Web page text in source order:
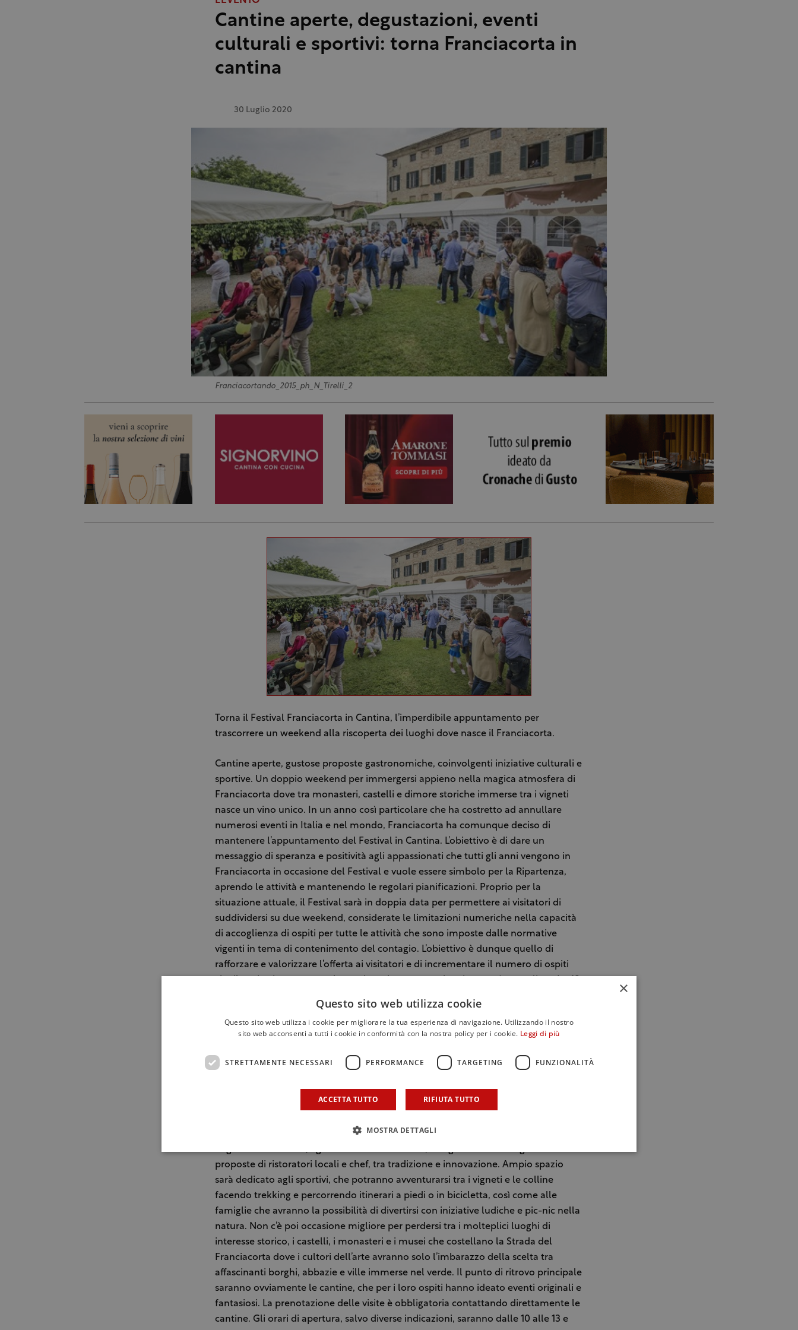
Cantine aperte, degustazioni, eventi
culturali e sportivi: torna Franciacorta in
cantina
30 Luglio 2020
Franciacortando_2015_ph_N_Tirelli_2
Torna il Festival Franciacorta in Cantina, l’imperdibile appuntamento per
trascorrere un weekend alla riscoperta dei luoghi dove nasce il Franciacorta.
Cantine aperte, gustose proposte gastronomiche, coinvolgenti iniziative culturali e
sportive. Un doppio weekend per immergersi appieno nella magica atmosfera di
Franciacorta dove tra monasteri, castelli e dimore storiche immerse tra i vigneti
nasce un vino unico. In un anno così particolare che ha costretto ad annullare
numerosi eventi in Italia e nel mondo, Franciacorta ha comunque deciso di
mantenere l’appuntamento del Festival in Cantina. L’obiettivo è di dare un
messaggio di speranza e positività agli appassionati che tutti gli anni vengono in
Franciacorta in occasione del Festival e vuole essere simbolo per la Ripartenza,
aprendo le attività e mantenendo le regolari pianificazioni. Proprio per la
situazione attuale, il Festival sarà in doppia data per permettere ai visitatori di
suddividersi su due weekend, considerate le limitazioni numeriche nella capacità
di accoglienza di ospiti per tutte le attività che sono imposte dalle normative
vigenti in tema di contenimento del contagio. L’obiettivo è dunque quello di
rafforzare e valorizzare l’offerta ai visitatori e di incrementare il numero di ospiti
visite guidate con degustazione ed eventi speciali come tour nei vigneti, pic nic tra
i filari, gite in bicicletta ecc… Le proposte saranno di pari livello per entrambi i fine
proposte in entrambi i weekend.
Giunta alla sua undicesima edizione, la kermesse sorprenderà con proposte
coinvolgenti e una ricca offerta di iniziative dedicate all’intrattenimento e
adatto a tutti: dagli enoappassionati, che potranno partecipare a verticali e
degustazioni a tema, agli amanti del buon cibo, che godranno delle gustose
proposte di ristoratori locali e chef, tra tradizione e innovazione. Ampio spazio
sarà dedicato agli sportivi, che potranno avventurarsi tra i vigneti e le colline
facendo trekking e percorrendo itinerari a piedi o in bicicletta, così come alle
famiglie che avranno la possibilità di divertirsi con iniziative ludiche e pic-nic nella
natura. Non c’è poi occasione migliore per perdersi tra i molteplici luoghi di
interesse storico, i castelli, i monasteri e i musei che costellano la Strada del
Franciacorta dove i cultori dell’arte avranno solo l’imbarazzo della scelta tra
affascinanti borghi, abbazie e ville immerse nel verde. Il punto di ritrovo principale
saranno ovviamente le cantine, che per i loro ospiti hanno ideato eventi originali e
fantasiosi. La prenotazione delle visite è obbligatoria contattando direttamente le
cantine. Gli orari di apertura, salvo diverse indicazioni, saranno dalle 10 alle 13 e
×
Questo sito web utilizza cookie
Questo sito web utilizza i cookie per migliorare la tua esperienza di navigazione. Utilizzando il nostro
sito web acconsenti a tutti i cookie in conformità con la nostra policy per i cookie. Leggi di più
STRETTAMENTE NECESSARI PERFORMANCE TARGETING FUNZIONALITÀ
ACCETTA TUTTO RIFIUTA TUTTO
MOSTRA DETTAGLI